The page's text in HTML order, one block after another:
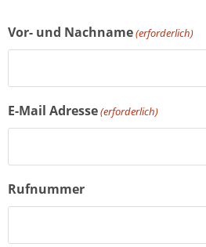
Vor- und Nachname(erforderlich)
E-Mail Adresse(erforderlich)
Rufnummer